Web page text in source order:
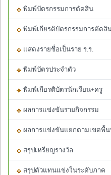
พิมพ์บัตรกรรมการตัดสิน
พิมพ์เกียรติบัตรกรรมการตัดสิ
แสดงรายชื่อเป็นราย ร.ร.
พิมพ์บัตรประจำตัว
พิมพ์เกียรติบัตรนักเรียน+ครู
ผลการแข่งขันรายกิจกรรม
ผลการแข่งขันแยกตามเขตพื้
สรุปเหรียญรางวัล
สรุปตัวแทนแข่งในระดับภาค